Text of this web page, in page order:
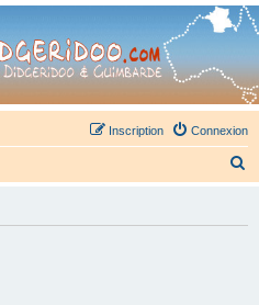
- retrouvez la communauté.
Connexion
Inscription